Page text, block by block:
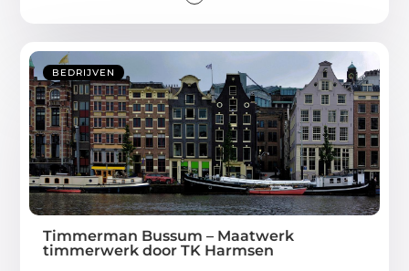
BEDRIJVEN
Timmerman Bussum – Maatwerk
timmerwerk door TK Harmsen